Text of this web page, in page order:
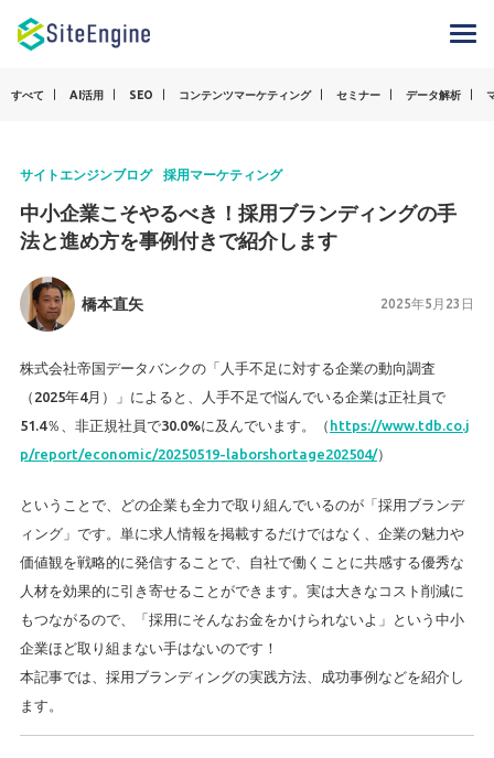
すべて AI活用 SEO コンテンツマーケティング セミナー データ解析
サイトエンジンブログ 採用マーケティング
中小企業こそやるべき！採用ブランディングの手
法と進め方を事例付きで紹介します
橋本直矢 2025年5月23日
株式会社帝国データバンクの「人手不足に対する企業の動向調査
（2025年4月）」によると、人手不足で悩んでいる企業は正社員で
51.4％、非正規社員で30.0%に及んでいます。（ https://www.tdb.co.j
p/report/economic/20250519-laborshortage202504/）
ということで、どの企業も全力で取り組んでいるのが「採用ブランデ
ィング」です。単に求人情報を掲載するだけではなく、企業の魅力や
価値観を戦略的に発信することで、自社で働くことに共感する優秀な
人材を効果的に引き寄せることができます。実は大きなコスト削減に
もつながるので、「採用にそんなお金をかけられないよ」という中小
企業ほど取り組まない手はないのです！
本記事では、採用ブランディングの実践方法、成功事例などを紹介し
ます。